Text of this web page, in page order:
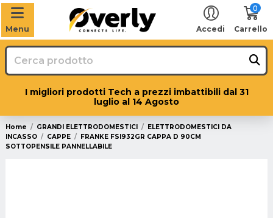
Menu Accedi
0
Carrello
I migliori prodotti Tech a prezzi imbattibili dal 31
luglio al 14 Agosto
Home GRANDI ELETTRODOMESTICI
ELETTRODOMESTICI DA
INCASSO
CAPPE
FRANKE FSI932GR CAPPA D 90CM
SOTTOPENSILE PANNELLABILE